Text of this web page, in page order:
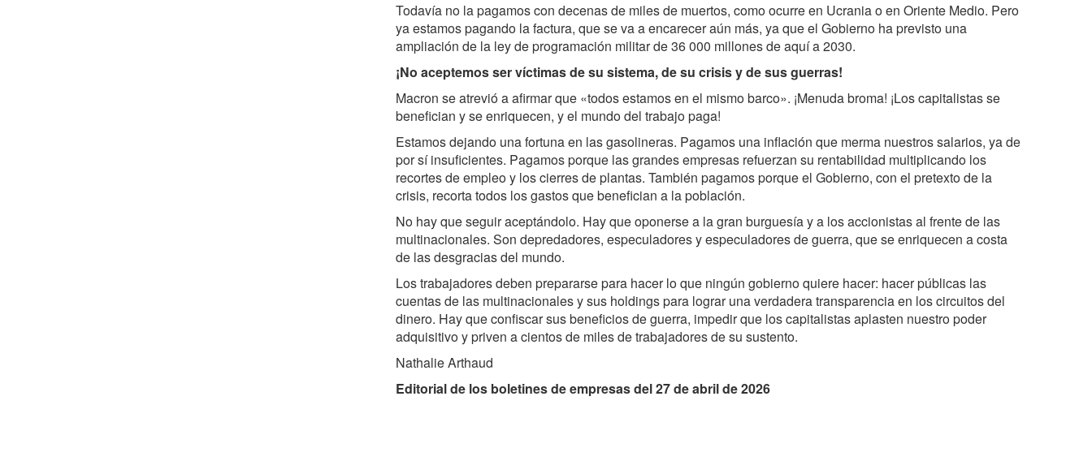
Todavía no la pagamos con decenas de miles de muertos, como ocurre en Ucrania o en Oriente Medio. Pero
ya estamos pagando la factura, que se va a encarecer aún más, ya que el Gobierno ha previsto una
ampliación de la ley de programación militar de 36 000 millones de aquí a 2030.
¡No aceptemos ser víctimas de su sistema, de su crisis y de sus guerras!
Macron se atrevió a afirmar que «todos estamos en el mismo barco». ¡Menuda broma! ¡Los capitalistas se
benefician y se enriquecen, y el mundo del trabajo paga!
Estamos dejando una fortuna en las gasolineras. Pagamos una inflación que merma nuestros salarios, ya de
por sí insuficientes. Pagamos porque las grandes empresas refuerzan su rentabilidad multiplicando los
recortes de empleo y los cierres de plantas. También pagamos porque el Gobierno, con el pretexto de la
crisis, recorta todos los gastos que benefician a la población.
No hay que seguir aceptándolo. Hay que oponerse a la gran burguesía y a los accionistas al frente de las
multinacionales. Son depredadores, especuladores y especuladores de guerra, que se enriquecen a costa
de las desgracias del mundo.
Los trabajadores deben prepararse para hacer lo que ningún gobierno quiere hacer: hacer públicas las
cuentas de las multinacionales y sus holdings para lograr una verdadera transparencia en los circuitos del
dinero. Hay que confiscar sus beneficios de guerra, impedir que los capitalistas aplasten nuestro poder
adquisitivo y priven a cientos de miles de trabajadores de su sustento.
Nathalie Arthaud
Editorial de los boletines de empresas del 27 de abril de 2026